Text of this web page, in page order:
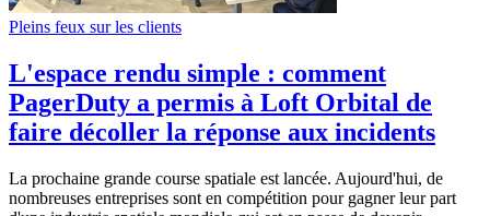
Pleins feux sur les clients
L'espace rendu simple : comment
PagerDuty a permis à Loft Orbital de
faire décoller la réponse aux incidents
La prochaine grande course spatiale est lancée. Aujourd'hui, de
nombreuses entreprises sont en compétition pour gagner leur part